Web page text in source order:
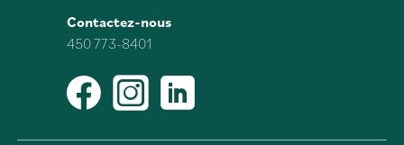
Contactez-nous
450 773-8401
Facebook
Instagram
LinkedIn